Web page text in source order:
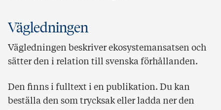
Vägledningen
Vägledningen beskriver ekosystemansatsen och
sätter den i relation till svenska förhållanden.
Den finns i fulltext i en publikation. Du kan
beställa den som trycksak eller ladda ner den